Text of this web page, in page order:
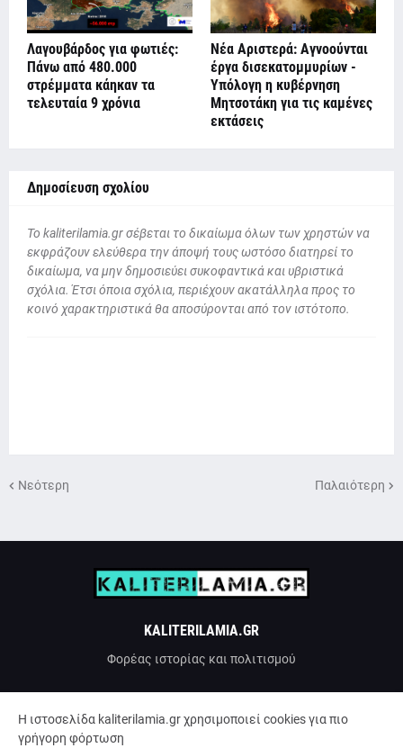
Λαγουβάρδος για φωτιές:
Πάνω από 480.000
στρέμματα κάηκαν τα
τελευταία 9 χρόνια
Νέα Αριστερά: Αγνοούνται
έργα δισεκατομμυρίων -
Υπόλογη η κυβέρνηση
Μητσοτάκη για τις καμένες
εκτάσεις
Δημοσίευση σχολίου
To kaliterilamia.gr σέβεται το δικαίωμα όλων των χρηστών να
εκφράζουν ελεύθερα την άποψή τους ωστόσο διατηρεί το
δικαίωμα, να μην δημοσιεύει συκοφαντικά και υβριστικά
σχόλια. Έτσι όποια σχόλια, περιέχουν ακατάλληλα προς το
κοινό χαρακτηριστικά θα αποσύρονται από τον ιστότοπο.
Νεότερη Παλαιότερη
KALITERILAMIA.GR
Φορέας ιστορίας και πολιτισμού
H ιστοσελίδα kaliterilamia.gr χρησιμοποιεί cookies για πιο
γρήγορη φόρτωση